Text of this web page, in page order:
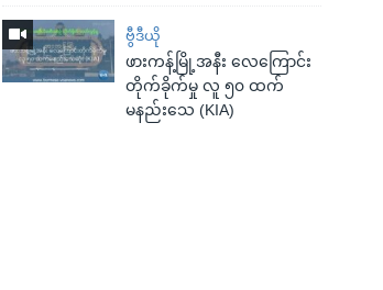
ဗွီဒီယို
ဖားကန့်မြို့အနီး လေကြောင်း
တိုက်ခိုက်မှု လူ ၅၀ ထက်
မနည်းသေ (KIA)